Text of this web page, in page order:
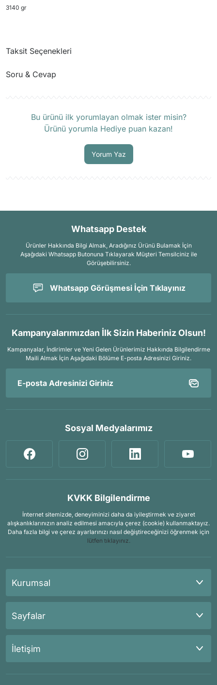
3140 gr
Taksit Seçenekleri
Soru & Cevap
Bu ürünü ilk yorumlayan olmak ister misin?
Ürünü yorumla Hediye puan kazan!
Yorum Yaz
Whatsapp Destek
Ürünler Hakkında Bilgi Almak, Aradığınız Ürünü Bulamak İçin
Aşağıdaki Whatsapp Butonuna Tıklayarak Müşteri Temsilciniz ile
Görüşebilirsiniz.
Whatsapp Görüşmesi İçin Tıklayınız
Kampanyalarımızdan İlk Sizin Haberiniz Olsun!
Kampanyalar, İndirimler ve Yeni Gelen Ürünlerimiz Hakkında Bilgilendirme
Maili Almak İçin Aşağıdaki Bölüme E-posta Adresinizi Giriniz.
Sosyal Medyalarımız
KVKK Bilgilendirme
İnternet sitemizde, deneyiminizi daha da iyileştirmek ve ziyaret
alışkanlıklarınızın analiz edilmesi amacıyla çerez (cookie) kullanmaktayız.
Daha fazla bilgi ve çerez ayarlarınızı nasıl değiştireceğinizi öğrenmek için
lütfen tıklayınız.
Kurumsal
Sayfalar
İletişim